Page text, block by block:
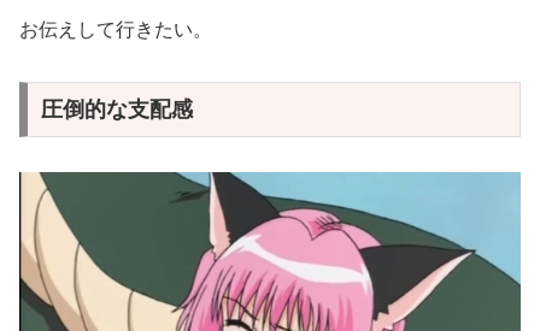
お伝えして行きたい。
圧倒的な支配感